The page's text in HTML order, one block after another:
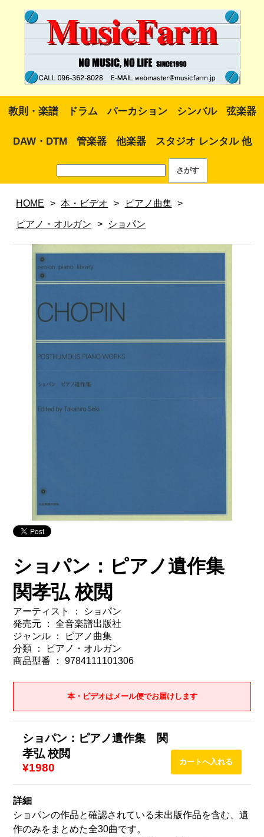
教則・楽譜 ドラム パーカション シンバル 弦楽器
DAW・DTM 管楽器 他楽器 スタジオ レンタル 他
HOME > 本・ビデオ > ピアノ曲集 >
ピアノ・オルガン > ショパン
ショパン：ピアノ遺作集
関孝弘 校閲
アーティスト ： ショパン
発売元 ： 全音楽譜出版社
ジャンル ： ピアノ曲集
分類 ： ピアノ・オルガン
商品型番 ： 9784111101306
本・ビデオはメール便でお届けします
ショパン：ピアノ遺作集 関
孝弘 校閲
¥1980
詳細
ショパンの作品と確認されている未出版作品を含む、遺
作のみをまとめた全30曲です。